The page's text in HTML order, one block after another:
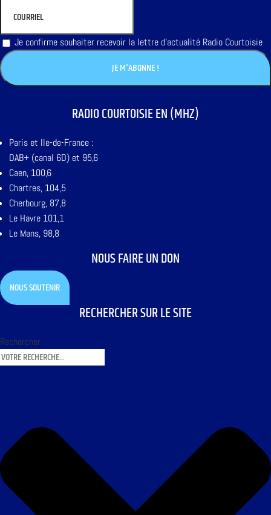
Je confirme souhaiter recevoir la lettre d'actualité Radio Courtoisie
RADIO COURTOISIE EN (MHZ)
Paris et Ile-de-France :
DAB+ (canal 6D) et 95,6
Caen, 100,6
Chartres, 104,5
Cherbourg, 87,8
Le Havre 101,1
Le Mans, 98,8
NOUS FAIRE UN DON
NOUS SOUTENIR
RECHERCHER SUR LE SITE
Rechercher